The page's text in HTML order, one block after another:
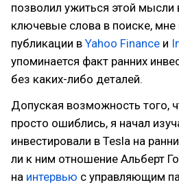
позволил ужиться этой мысли
ключевые слова в поиске, мне
публикации в Yahoo Finance и
упоминается факт ранних
без каких-либо деталей.
Допуская возможность того,
просто ошиблись, я начал
инвестировали в Tesla на
ли к ним отношение Альберт
на интервью с управляющим